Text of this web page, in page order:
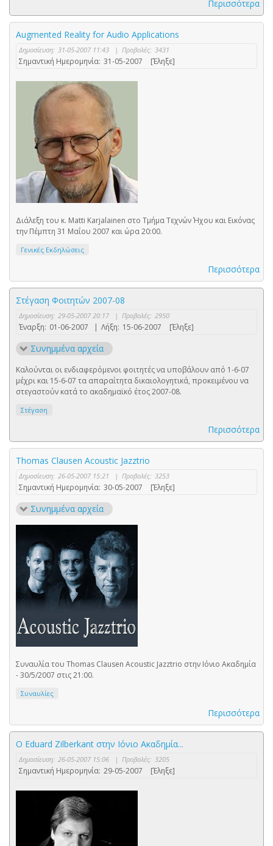
Περισσότερα
Augmented Reality for Audio Applications
Δημοσίευση: 31-05-2007 11:43 | Προβολές: 3431
Σημαντική Ημερομηνία: 31-05-2007 [Έληξε]
Διάλεξη του κ. Matti Karjalainen στο Τμήμα Τεχνών Ήχου και Εικόνας
την Πέμπτη 31 Μαΐου 2007 και ώρα 20:00.
Γενικές Εκδηλώσεις
Περισσότερα
Στέγαση Φοιτητών 2007-08
Δημοσίευση: 29-05-2007 20:17 | Προβολές: 2950
Έναρξη: 01-06-2007 | Λήξη: 15-06-2007 [Έληξε]
Συνημμένα αρχεία
Καλούνται οι ενδιαφερόμενοι φοιτητές να υποβάλουν από 1-6-07
μέχρι και 15-6-07 τα απαραίτητα δικαιολογητικά, προκειμένου να
στεγαστούν κατά το ακαδημαϊκό έτος 2007-08.
Στέγαση
Περισσότερα
Thomas Clausen Acoustic Jazztrio
Δημοσίευση: 26-05-2007 15:21 | Προβολές: 3253
Σημαντική Ημερομηνία: 30-05-2007 [Έληξε]
Συνημμένα αρχεία
Συναυλία του Thomas Clausen Acoustic Jazztrio στην Ιόνιο Ακαδημία
- 30/5/2007 στις 21:00.
Συναυλίες
Περισσότερα
Ο Eduard Zilberkant στην Ιόνιο Ακαδημία...
Δημοσίευση: 26-05-2007 15:06 | Προβολές: 3205
Σημαντική Ημερομηνία: 29-05-2007 [Έληξε]